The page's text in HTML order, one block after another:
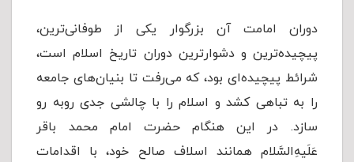
دوران امامت آن بزرگوار یكى‌ از طوفانى‌ترین،
پیچیده‌ترین و دشوارترین دوران تاریخ‌ اسلام‌ است،
شرائط پیچیده‌ای بود، که می‌رفت تا بنیان‌های جامعه
را به تباهی كشد و اسلام را با چالشی جدی روبه رو
سازد. در این هنگام حضرت امام محمد باقر
عَلَیهِ‌السَّلام همانند اسلاف صالح خود، با اقدامات